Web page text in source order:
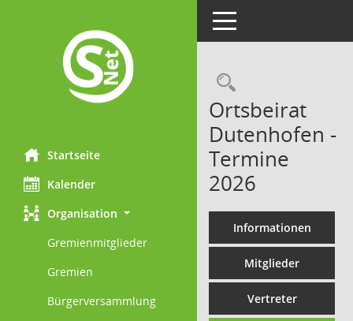
Startseite
Kalender
Organisation
Gremienmitglieder
Gremien
Bürgerversammlung
Toggle navigation
Ortsbeirat
Dutenhofen -
Termine
2026
Informationen
Mitglieder
Vertreter